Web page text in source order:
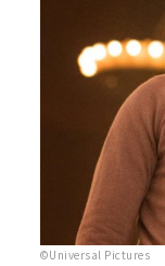
©Universal Pictures